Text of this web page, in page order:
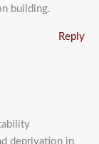
building.
Reply
deprivation in